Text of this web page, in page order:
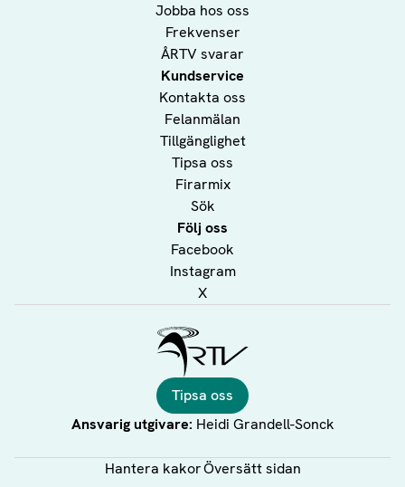
Jobba hos oss
Frekvenser
ÅRTV svarar
Kundservice
Kontakta oss
Felanmälan
Tillgänglighet
Tipsa oss
Firarmix
Sök
Följ oss
Facebook
Instagram
X
Tipsa oss
Ansvarig utgivare: Heidi Grandell-Sonck
Hantera kakorÖversätt sidan